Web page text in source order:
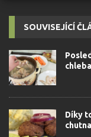
SOUVISEJÍCÍ
Díky